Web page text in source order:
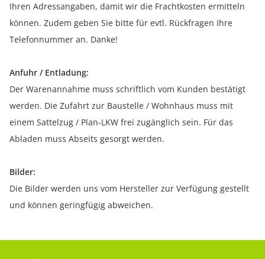
Ihren Adressangaben, damit wir die Frachtkosten ermitteln
können. Zudem geben Sie bitte für evtl. Rückfragen Ihre
Telefonnummer an. Danke!
Anfuhr / Entladung:
Der Warenannahme muss schriftlich vom Kunden bestätigt
werden. Die Zufahrt zur Baustelle / Wohnhaus muss mit
einem Sattelzug / Plan-LKW frei zugänglich sein. Für das
Abladen muss Abseits gesorgt werden.
Bilder:
Die Bilder werden uns vom Hersteller zur Verfügung gestellt
und können geringfügig abweichen.